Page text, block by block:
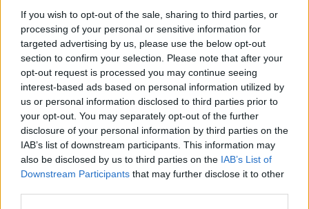
If you wish to opt-out of the sale, sharing to third parties, or
processing of your personal or sensitive information for
targeted advertising by us, please use the below opt-out
section to confirm your selection. Please note that after your
opt-out request is processed you may continue seeing
interest-based ads based on personal information utilized by
us or personal information disclosed to third parties prior to
your opt-out. You may separately opt-out of the further
disclosure of your personal information by third parties on the
IAB’s list of downstream participants. This information may
also be disclosed by us to third parties on the IAB’s List of
Downstream Participants that may further disclose it to other
Näytä tämä julkaisu Instagramissa